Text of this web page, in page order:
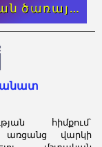
Տեղեկատվական ծառայություն
հիմքում`
առցանց վարկի